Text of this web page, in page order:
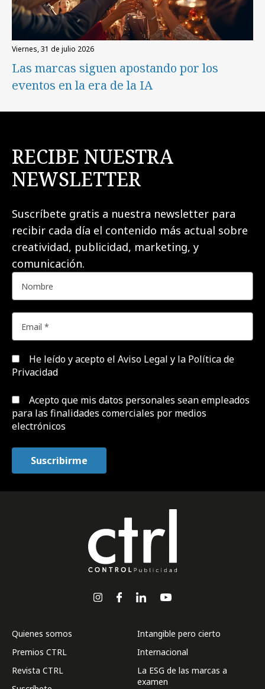
viernes, 31 de julio 2026
Las marcas siguen apostando por los
eventos en la era de la IA
RECIBE NUESTRA
NEWSLETTER
Suscríbete gratis a nuestra newsletter para
recibir cada día el contenido más actual sobre
creatividad, publicidad, marketing, y
comunicación.
He leído y acepto el Aviso Legal y la Política de
Privacidad
Acepto que mis datos personales sean empleados
para las finalidades comerciales por medios
electrónicos
Quienes somos
Premios CTRL
Revista CTRL
Intangible pero cierto
Internacional
La ESG de las marcas a
examen